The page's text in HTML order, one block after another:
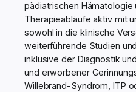
pädiatrischen
Therapieabläufe aktiv mit
sowohl in die klinische
weiterführende Studien
inklusive der Diagnostik
und erworbener
Willebrand-Syndrom, ITP